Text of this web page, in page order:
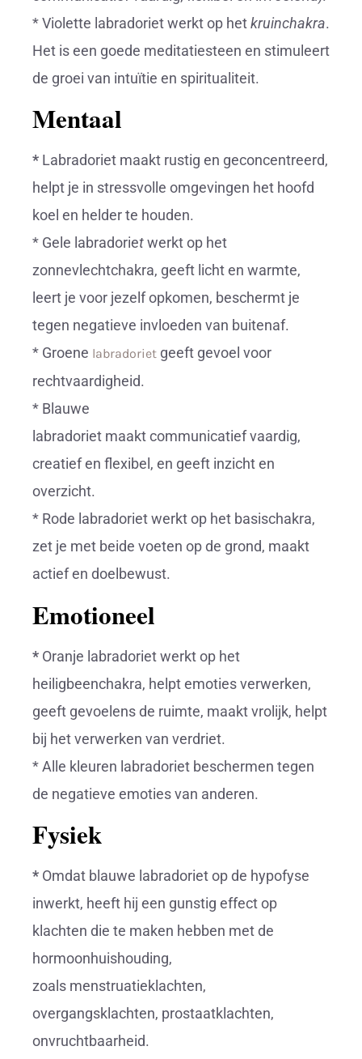
* Violette labradoriet werkt op hetkruinchakra.
Het is een goede meditatiesteen en stimuleert
de groei van intuïtie en spiritualiteit.
Mentaal
* Labradoriet maakt rustig en geconcentreerd,
helpt je in stressvolle omgevingen het hoofd
koel en helder te houden.
* Gele labradorietwerkt op het
zonnevlechtchakra, geeft licht en warmte,
leert je voor jezelf opkomen, beschermt je
tegen negatieve invloeden van buitenaf.
* Groene labradoriet geeft gevoel voor
rechtvaardigheid.
* Blauwe
labradoriet maakt communicatief vaardig,
creatief en flexibel, en geeft inzicht en
overzicht.
* Rode labradoriet werkt op het basischakra,
zet je met beide voeten op de grond, maakt
actief en doelbewust.
Emotioneel
* Oranje labradoriet werkt op het
heiligbeenchakra, helpt emoties verwerken,
geeft gevoelens de ruimte, maakt vrolijk, helpt
bij het verwerken van verdriet.
* Alle kleuren labradoriet beschermen tegen
de negatieve emoties van anderen.
Fysiek
* Omdat blauwe labradoriet op de hypofyse
inwerkt, heeft hij een gunstig effect op
klachten die te maken hebben met de
hormoonhuishouding,
zoals menstruatieklachten,
overgangsklachten, prostaatklachten,
onvruchtbaarheid.